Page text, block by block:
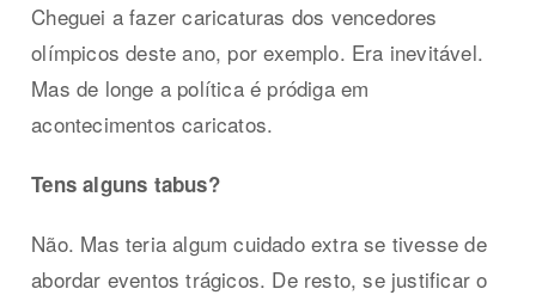
Cheguei a fazer caricaturas dos vencedores
olímpicos deste ano, por exemplo. Era inevitável.
Mas de longe a política é pródiga em
acontecimentos caricatos.
Tens alguns tabus?
Não. Mas teria algum cuidado extra se tivesse de
abordar eventos trágicos. De resto, se justificar o